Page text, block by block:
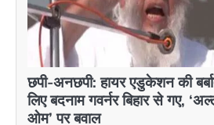
छपी-अनछपी: हायर एडुकेशन की
लिए बदनाम गवर्नर बिहार से गए,
ओम’ पर बवाल